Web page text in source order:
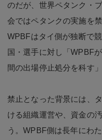
のだが、世界ペタンク・
会ではペタンクの実施を
WPBFはタイ側が独断で
国・選手に対し「WPBF
間の出場停止処分を科す
禁止となった背景には、
ける組織運営や、資金の
う。WPBF側は長年にわ